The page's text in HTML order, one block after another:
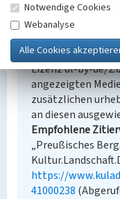
Empfohlene
Der hier
Lizenz dl-by-de/
angezeigten
zusätzlichen
an diesen
Empfohlene
„Preußisches
https://
41000238
Notwendige Cookies
Webanalyse